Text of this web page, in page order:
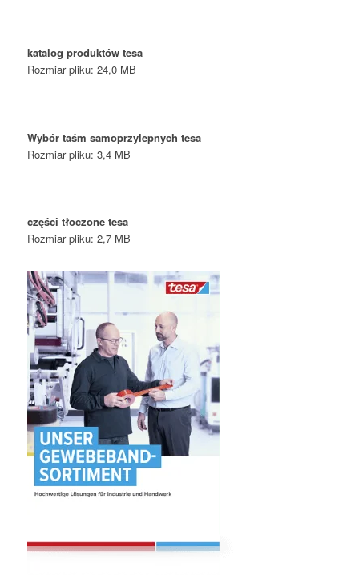
katalog produktów tesa
Rozmiar pliku: 24,0 MB
Wybór taśm samoprzylepnych tesa
Rozmiar pliku: 3,4 MB
części tłoczone tesa
Rozmiar pliku: 2,7 MB